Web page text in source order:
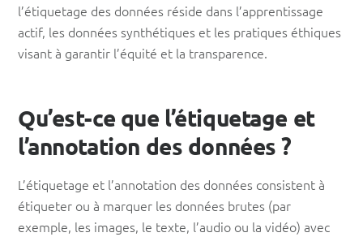
l’étiquetage des données réside dans l’apprentissage
actif, les données synthétiques et les pratiques éthiques
visant à garantir l’équité et la transparence.
Qu’est-ce que l’étiquetage et
l’annotation des données ?
L’étiquetage et l’annotation des données consistent à
étiqueter ou à marquer les données brutes (par
exemple, les images, le texte, l’audio ou la vidéo) avec